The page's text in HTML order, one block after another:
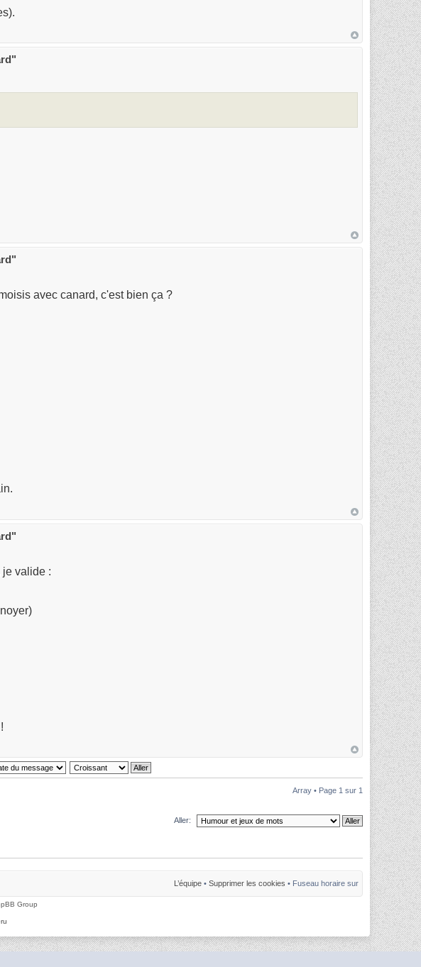
avec canard, c'est bien ça ?
je valide :
Array • Page 1 sur 1
Aller:
L’équipe • Supprimer les cookies • Fuseau horaire sur
Group